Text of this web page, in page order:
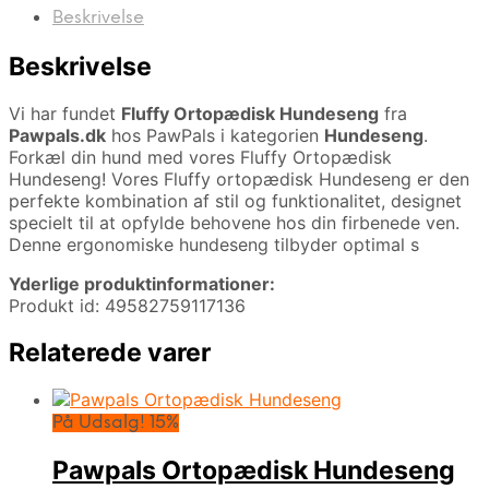
Beskrivelse
Beskrivelse
Vi har fundet Fluffy Ortopædisk Hundeseng fra
Pawpals.dk hos PawPals i kategorien Hundeseng.
Forkæl din hund med vores Fluffy Ortopædisk
Hundeseng! Vores Fluffy ortopædisk Hundeseng er den
perfekte kombination af stil og funktionalitet, designet
specielt til at opfylde behovene hos din firbenede ven.
Denne ergonomiske hundeseng tilbyder optimal s
Yderlige produktinformationer:
Produkt id: 49582759117136
Relaterede varer
På Udsalg! 15%
Pawpals Ortopædisk Hundeseng